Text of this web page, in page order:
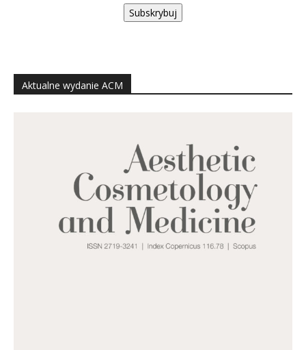
Subskrybuj
Aktualne wydanie ACM